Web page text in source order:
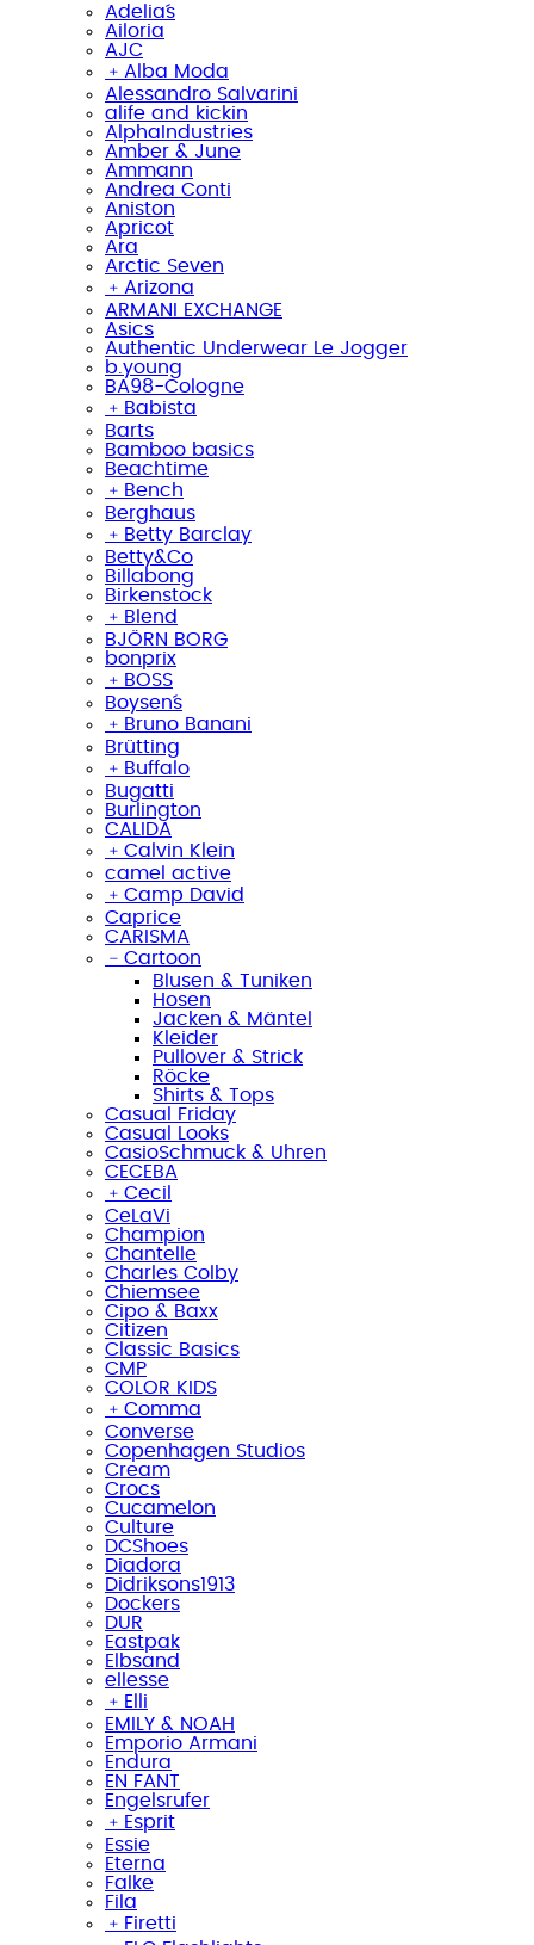
Adelia´s
Ailoria
AJC
﹢ Alba Moda
Alessandro Salvarini
alife and kickin
AlphaIndustries
Amber & June
Ammann
Andrea Conti
Aniston
Apricot
Ara
Arctic Seven
﹢ Arizona
ARMANI EXCHANGE
Asics
Authentic Underwear Le Jogger
b.young
BA98-Cologne
﹢ Babista
Barts
Bamboo basics
Beachtime
﹢ Bench
Berghaus
﹢ Betty Barclay
Betty&Co
Billabong
Birkenstock
﹢ Blend
BJÖRN BORG
bonprix
﹢ BOSS
Boysen´s
﹢ Bruno Banani
Brütting
﹢ Buffalo
Bugatti
Burlington
CALIDA
﹢ Calvin Klein
camel active
﹢ Camp David
Caprice
CARISMA
﹣ Cartoon
Blusen & Tuniken
Hosen
Jacken & Mäntel
Kleider
Pullover & Strick
Röcke
Shirts & Tops
Casual Friday
Casual Looks
CasioSchmuck & Uhren
CECEBA
﹢ Cecil
CeLaVi
Champion
Chantelle
Charles Colby
Chiemsee
Cipo & Baxx
Citizen
Classic Basics
CMP
COLOR KIDS
﹢ Comma
Converse
Copenhagen Studios
Cream
Crocs
Cucamelon
Culture
DCShoes
Diadora
Didriksons1913
Dockers
DUR
Eastpak
Elbsand
ellesse
﹢ Elli
EMILY & NOAH
Emporio Armani
Endura
EN FANT
Engelsrufer
﹢ Esprit
Essie
Eterna
Falke
Fila
﹢ Firetti